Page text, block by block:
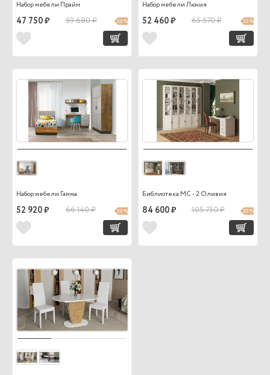
Набор мебели Прайм
47 750 ₽ 59 680 ₽ 20 %
Набор мебели Лючия
52 460 ₽ 65 570 ₽ 20 %
Набор мебели Гамма
52 920 ₽ 66 140 ₽ 20 %
Библиотека МС - 2 Оливия
84 600 ₽ 105 750 ₽ 20 %